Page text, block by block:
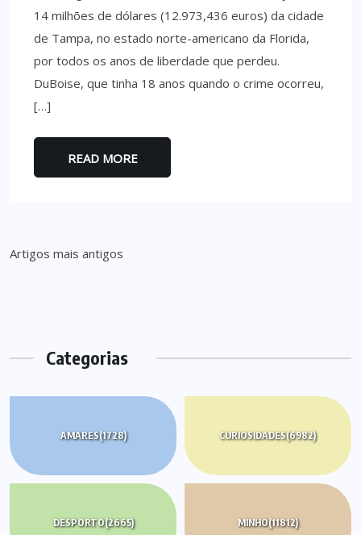
14 milhões de dólares (12.973,436 euros) da cidade
de Tampa, no estado norte-americano da Florida,
por todos os anos de liberdade que perdeu.
DuBoise, que tinha 18 anos quando o crime ocorreu,
[…]
READ MORE
Navegação
Artigos mais antigos
Categorias
AMARES(1728) CURIOSIDADES(6982)
DESPORTO(2665) MINHO(11812)